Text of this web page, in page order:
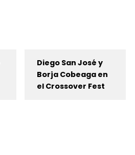
Diego San José y
Borja Cobeaga en
el Crossover Fest